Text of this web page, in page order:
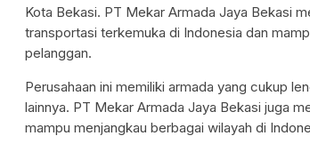
Kota Bekasi. PT Mekar Armada Jaya Bekasi
transportasi terkemuka di Indonesia dan
pelanggan.
Perusahaan ini memiliki armada yang cukup
lainnya. PT Mekar Armada Jaya Bekasi juga
mampu menjangkau berbagai wilayah di